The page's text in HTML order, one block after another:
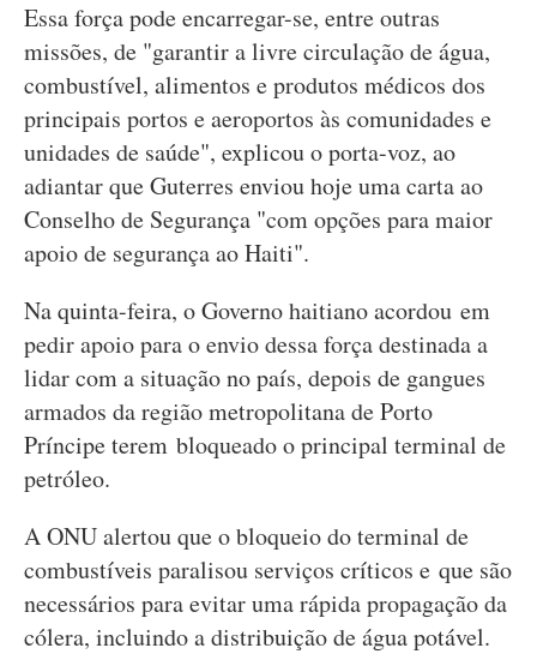
Essa força pode encarregar-se, entre outras
missões, de "garantir a livre circulação de água,
combustível, alimentos e produtos médicos dos
principais portos e aeroportos às comunidades e
unidades de saúde", explicou o porta-voz, ao
adiantar que Guterres enviou hoje uma carta ao
Conselho de Segurança "com opções para maior
apoio de segurança ao Haiti".
Na quinta-feira, o Governo haitiano acordou em
pedir apoio para o envio dessa força destinada a
lidar com a situação no país, depois de gangues
armados da região metropolitana de Porto
Príncipe terem bloqueado o principal terminal de
petróleo.
A ONU alertou que o bloqueio do terminal de
combustíveis paralisou serviços críticos e que são
necessários para evitar uma rápida propagação da
cólera, incluindo a distribuição de água potável.